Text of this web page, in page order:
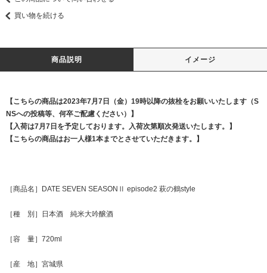
買い物を続ける
商品説明 イメージ
【こちらの商品は2023年7月7日（金）19時以降の抜栓をお願いいたします（S
NSへの投稿等、何卒ご配慮ください）】
【入荷は7月7日を予定しております。入荷次第順次発送いたします。】
【こちらの商品はお一人様1本までとさせていただきます。】
［商品名］DATE SEVEN SEASONⅡ episode2 萩の鶴style
［種 別］日本酒 純米大吟醸酒
［容 量］720ml
［産 地］宮城県